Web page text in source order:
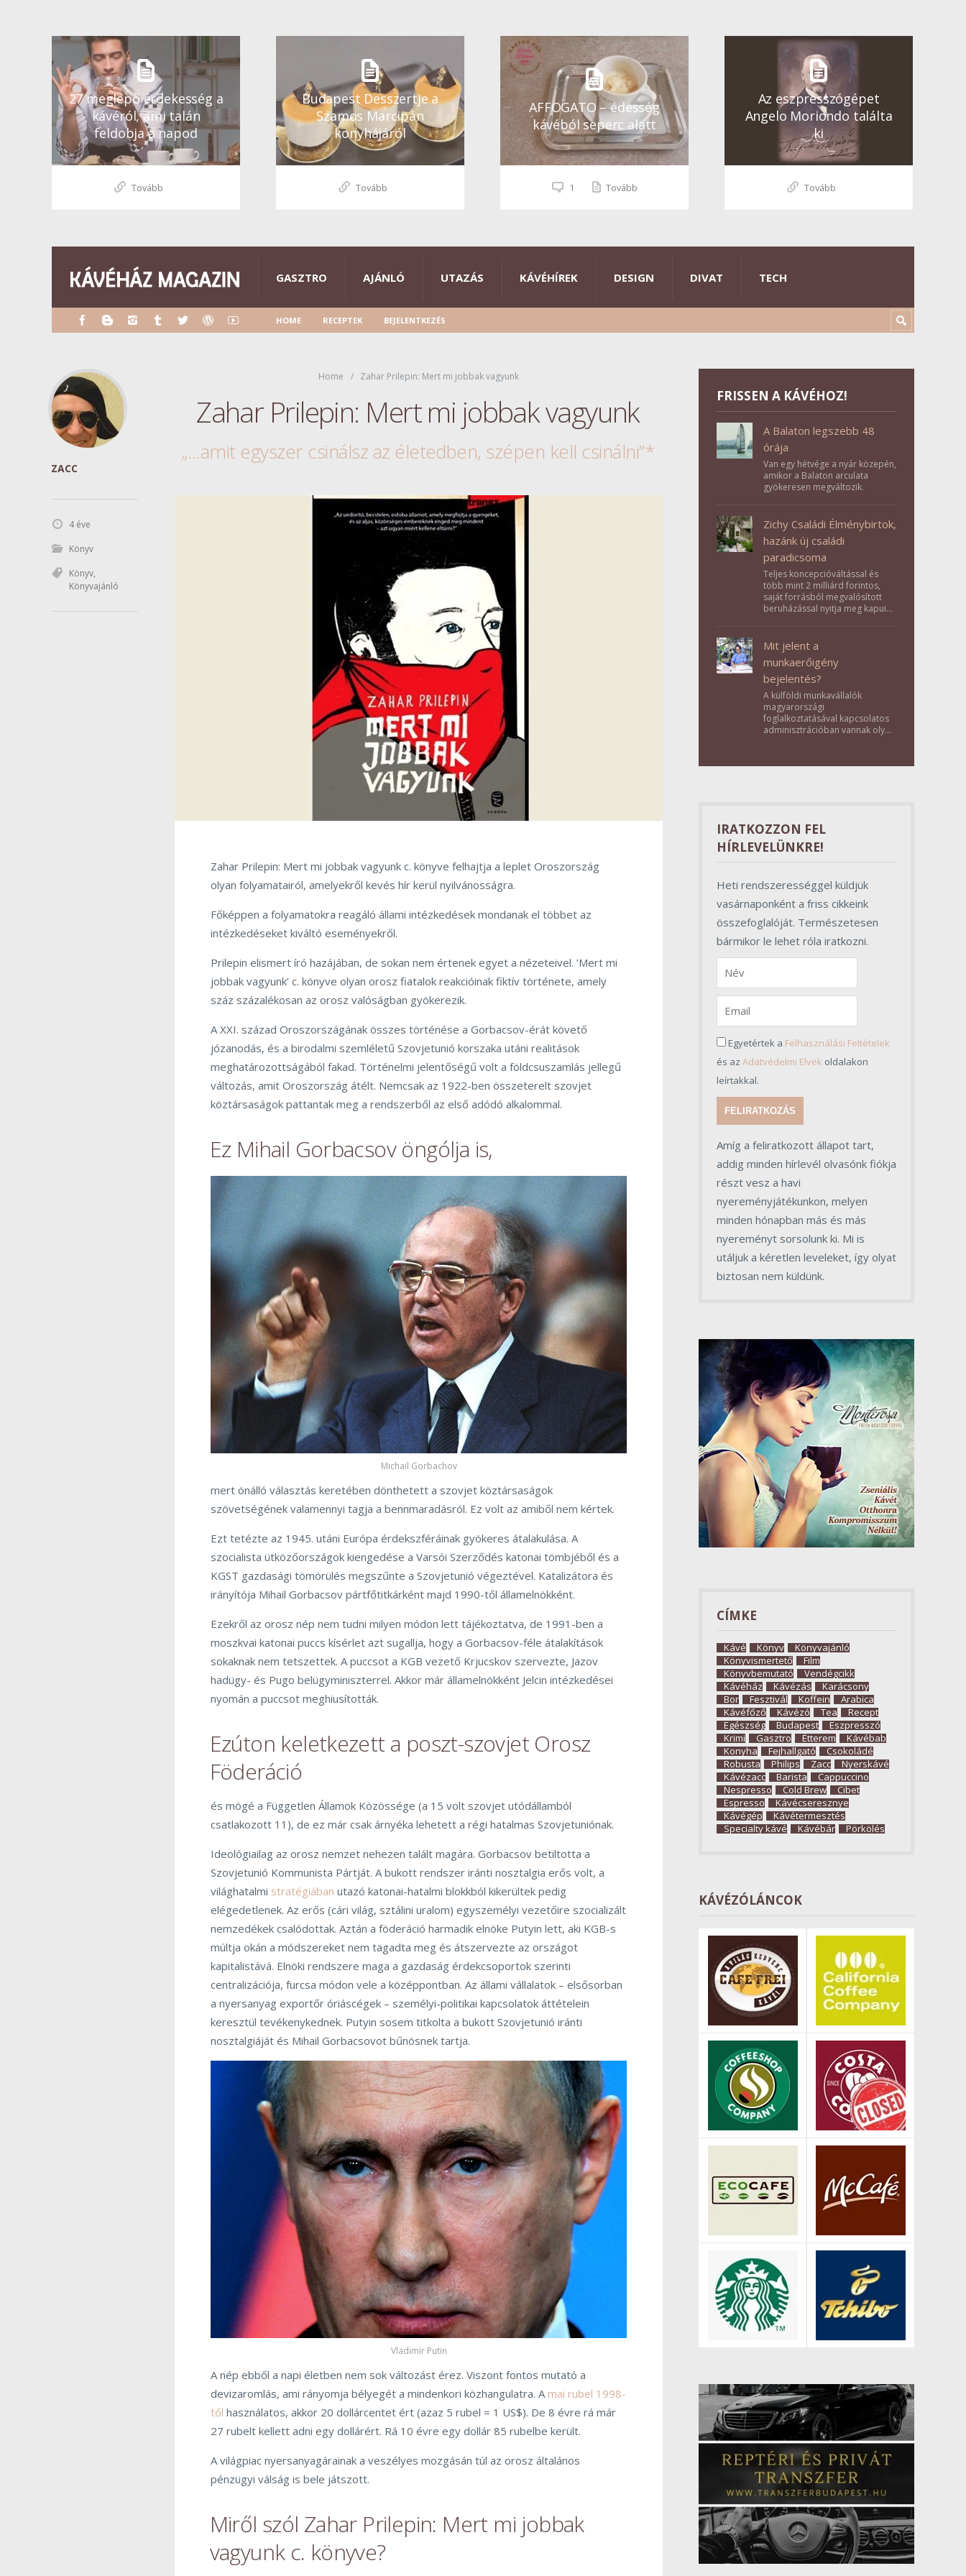
27 meglepő érdekesség a
kávéról, ami talán
feldobja a napod
Tovább
Budapest Desszertje a
Szamos Marcipán
konyhájáról
Tovább
AFFOGATO – édesség
kávéból seperc alatt
1 Tovább
Az eszpresszógépet
Angelo Moriondo találta
ki
Tovább
GASZTRO AJÁNLÓ UTAZÁS KÁVÉHÍREK DESIGN DIVAT TECH
HOME RECEPTEK BEJELENTKEZÉS
Home Zahar Prilepin: Mert mi jobbak vagyunk
Zahar Prilepin: Mert mi jobbak vagyunk
„…amit egyszer csinálsz az életedben, szépen kell csinálni”*
Zahar Prilepin: Mert mi jobbak vagyunk c. könyve felhajtja a leplet Oroszország
olyan folyamatairól, amelyekről kevés hír kerül nyilvánosságra.
Főképpen a folyamatokra reagáló állami intézkedések mondanak el többet az
intézkedéseket kiváltó eseményekről.
Prilepin elismert író hazájában, de sokan nem értenek egyet a nézeteivel. ’Mert mi
jobbak vagyunk’ c. könyve olyan orosz fiatalok reakcióinak fiktív története, amely
száz százalékosan az orosz valóságban gyökerezik.
A XXI. század Oroszországának összes történése a Gorbacsov-érát követő
józanodás, és a birodalmi szemléletű Szovjetunió korszaka utáni realitások
meghatározottságából fakad. Történelmi jelentőségű volt a földcsuszamlás jellegű
változás, amit Oroszország átélt. Nemcsak az 1922-ben összeterelt szovjet
köztársaságok pattantak meg a rendszerből az első adódó alkalommal.
Ez Mihail Gorbacsov öngólja is,
Michail Gorbachov
mert önálló választás keretében dönthetett a szovjet köztársaságok
szövetségének valamennyi tagja a bennmaradásról. Ez volt az amiből nem kértek.
Ezt tetézte az 1945. utáni Európa érdekszféráinak gyökeres átalakulása. A
szocialista ütközőországok kiengedése a Varsói Szerződés katonai tömbjéből és a
KGST gazdasági tömörülés megszűnte a Szovjetunió végeztével. Katalizátora és
irányítója Mihail Gorbacsov pártfőtitkárként majd 1990-től államelnökként.
Ezekről az orosz nép nem tudni milyen módon lett tájékoztatva, de 1991-ben a
moszkvai katonai puccs kísérlet azt sugallja, hogy a Gorbacsov-féle átalakítások
sokaknak nem tetszettek. A puccsot a KGB vezető Krjucskov szervezte, Jazov
hadügy- és Pugo belügyminiszterrel. Akkor már államelnökként Jelcin intézkedései
nyomán a puccsot meghiusították.
Ezúton keletkezett a poszt-szovjet Orosz
Föderáció
és mögé a Független Államok Közössége (a 15 volt szovjet utódállamból
csatlakozott 11), de ez már csak árnyéka lehetett a régi hatalmas Szovjetuniónak.
Ideológiailag az orosz nemzet nehezen talált magára. Gorbacsov betiltotta a
Szovjetunió Kommunista Pártját. A bukott rendszer iránti nosztalgia erős volt, a
világhatalmi stratégiában utazó katonai-hatalmi blokkból kikerültek pedig
elégedetlenek. Az erős (cári világ, sztálini uralom) egyszemélyi vezetőire szocializált
nemzedékek csalódottak. Aztán a föderáció harmadik elnöke Putyin lett, aki KGB-s
múltja okán a módszereket nem tagadta meg és átszervezte az országot
kapitalistává. Elnöki rendszere maga a gazdaság érdekcsoportok szerinti
centralizációja, furcsa módon vele a középpontban. Az állami vállalatok – elsősorban
a nyersanyag exportőr óriáscégek – személyi-politikai kapcsolatok áttételein
keresztül tevékenykednek. Putyin sosem titkolta a bukott Szovjetunió iránti
nosztalgiáját és Mihail Gorbacsovot bűnösnek tartja.
Vladimir Putin
A nép ebből a napi életben nem sok változást érez. Viszont fontos mutató a
devizaromlás, ami rányomja bélyegét a mindenkori közhangulatra. A mai rubel 1998-
től használatos, akkor 20 dollárcentet ért (azaz 5 rubel = 1 US$). De 8 évre rá már
27 rubelt kellett adni egy dollárért. Rá 10 évre egy dollár 85 rubelbe került.
A világpiac nyersanyagárainak a veszélyes mozgásán túl az orosz általános
pénzügyi válság is bele játszott.
Miről szól Zahar Prilepin: Mert mi jobbak
vagyunk c. könyve?
ZACC
4 éve
Könyv
Könyv,
Könyvajánló
FRISSEN A KÁVÉHOZ!
A Balaton legszebb 48
órája
Van egy hétvége a nyár közepén,
amikor a Balaton arculata
gyökeresen megváltozik.
Zichy Családi Élménybirtok,
hazánk új családi
paradicsoma
Teljes koncepcióváltással és
több mint 2 milliárd forintos,
saját forrásból megvalósított
beruházással nyitja meg kapuit a
Élménybirtok a mai napon.
Mit jelent a
munkaerőigény
bejelentés?
A külföldi munkavállalók
magyarországi
foglalkoztatásával kapcsolatos
adminisztrációban vannak olyan
valójában azonban
IRATKOZZON FEL
HÍRLEVELÜNKRE!
Heti rendszerességgel küldjük
vasárnaponként a friss cikkeink
összefoglalóját. Természetesen
bármikor le lehet róla iratkozni.
Egyetértek a Felhasználási Feltételek
és az Adatvédelmi Elvek oldalakon
leírtakkal.
FELIRATKOZÁS
Amíg a feliratkozott állapot tart,
addig minden hírlevél olvasónk fiókja
részt vesz a havi
nyereményjátékunkon, melyen
minden hónapban más és más
nyereményt sorsolunk ki. Mi is
utáljuk a kéretlen leveleket, így olyat
biztosan nem küldünk.
CÍMKE
Kávé Könyv
Könyvajánló
Könyvismertető
Film
Könyvbemutató
Vendégcikk
Kávéház
Kávézás
Karácsony
Bor
Fesztivál Koffein
Arabica
Kávéfőző
Kávézó Tea
Recept
Egészség
Budapest
Eszpresszó
Krimi
Gasztro Étterem
Kávébab
Konyha
Fejhallgató
Csokoládé
Robusta
Philips Zacc
Nyerskávé
Kávézacc
Barista
Cappuccino
Nespresso
Cold Brew
Cibet
Espresso
Kávécseresznye
Kávégép
Kávétermesztés
Specialty kávé
Kávébár Pörkölés
KÁVÉZÓLÁNCOK